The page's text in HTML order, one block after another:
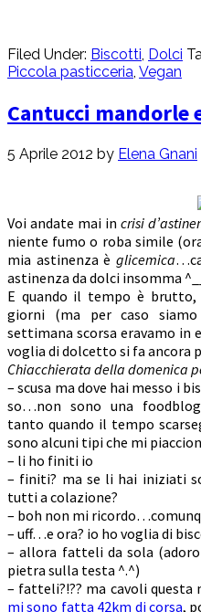
Filed Under: Biscotti, Dolci
Piccola pasticceria, Vegan
Cantucci mandorle
5 Aprile 2012 by Elena Gnani
Voi andate mai in crisi
niente fumo o roba simile
mia astinenza è glicemica
astinenza da dolci insomma
E quando il tempo è
giorni (ma per caso
settimana scorsa eravamo in
voglia di dolcetto si fa ancora
Chiacchierata della domenica
– scusa ma dove hai messo i
so…non sono una
tanto quando il tempo
sono alcuni tipi che mi
– li ho finiti io
– finiti? ma se li hai iniziati
tutti a colazione?
– boh non mi
– uff…e ora? io ho voglia di
– allora fatteli da sola
pietra sulla testa ^.^)
– fatteli?!?? ma cavoli
mi sono fatta 42km di corsa,